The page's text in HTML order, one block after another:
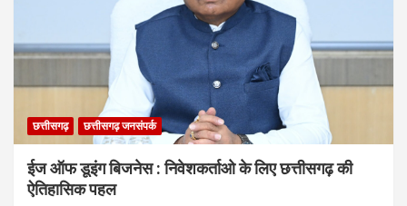
छत्तीसगढ़ छत्तीसगढ़ जनसंपर्क
ईज ऑफ डूइंग बिजनेस : निवेशकर्ताओ के लिए छत्तीसगढ़ की
ऐतिहासिक पहल